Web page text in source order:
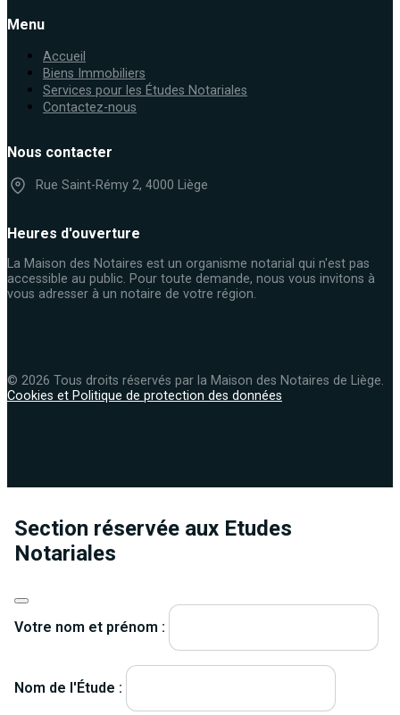
Menu
Accueil
Biens Immobiliers
Services pour les Études Notariales
Contactez-nous
Nous contacter
Rue Saint-Rémy 2, 4000 Liège
Heures d'ouverture
La Maison des Notaires est un organisme notarial qui n'est pas
accessible au public. Pour toute demande, nous vous invitons à
vous adresser à un notaire de votre région.
© 2026 Tous droits réservés par la Maison des Notaires de Liège.
Cookies et Politique de protection des données
Section réservée aux Etudes
Notariales
Votre nom et prénom :
Nom de l'Étude :